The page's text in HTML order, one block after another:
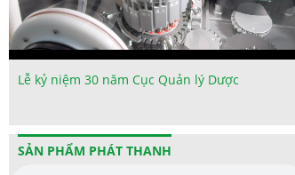
Lễ kỷ niệm 30 năm Cục Quản lý Dược
SẢN PHẨM PHÁT THANH